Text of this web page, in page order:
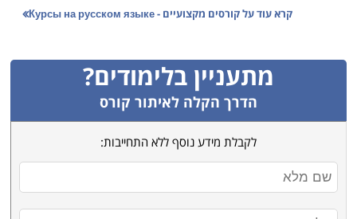
אקדמיים רבים אינם מבטיחים עבודה יציבה ופרנסה בענף.
כמו כן ירידת קרנם (הבלתי-מוצדקת) של בתי הספר
המלמדים קורסים מקצועיים גרמה למחסור משמעותי במשק
בידיים עובדות ומיומנות בענפים שונים.
משרד הכלכלה הוא הגורם הממלכתי אשר מנסה לסייע
באיזון הנדרש, וגורמי המחקר הממונים בו פרסמו טבלה
זו אשר מנתחת את המקצועות השונים בהתאם לצרכי השוק,
הביקוש לעובדים והשכר על פי מקצועות. הנתונים בה
מצביעים במובהק על מגמות אשר ממילא מדובר בהן רבות.
קרא עוד עלקורסים מקצועיים - Курсы на русском языке
מתעניין בלימודים?
הדרך הקלה לאיתור קורס
לקבלת מידע נוסף ללא התחייבות: